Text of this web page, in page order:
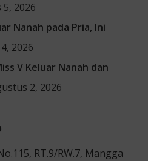
2026
Nanah pada Pria, Ini
2026
V Keluar Nanah dan
2, 2026
RT.9/RW.7, Mangga